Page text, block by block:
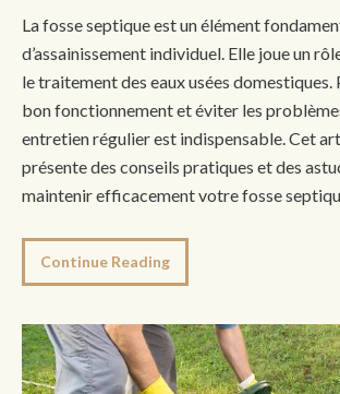
La fosse septique est un élément
d’assainissement individuel. Elle joue un
le traitement des eaux usées domestiques.
bon fonctionnement et éviter les
entretien régulier est indispensable. Cet
présente des conseils pratiques et des
maintenir efficacement votre fosse
Continue Reading